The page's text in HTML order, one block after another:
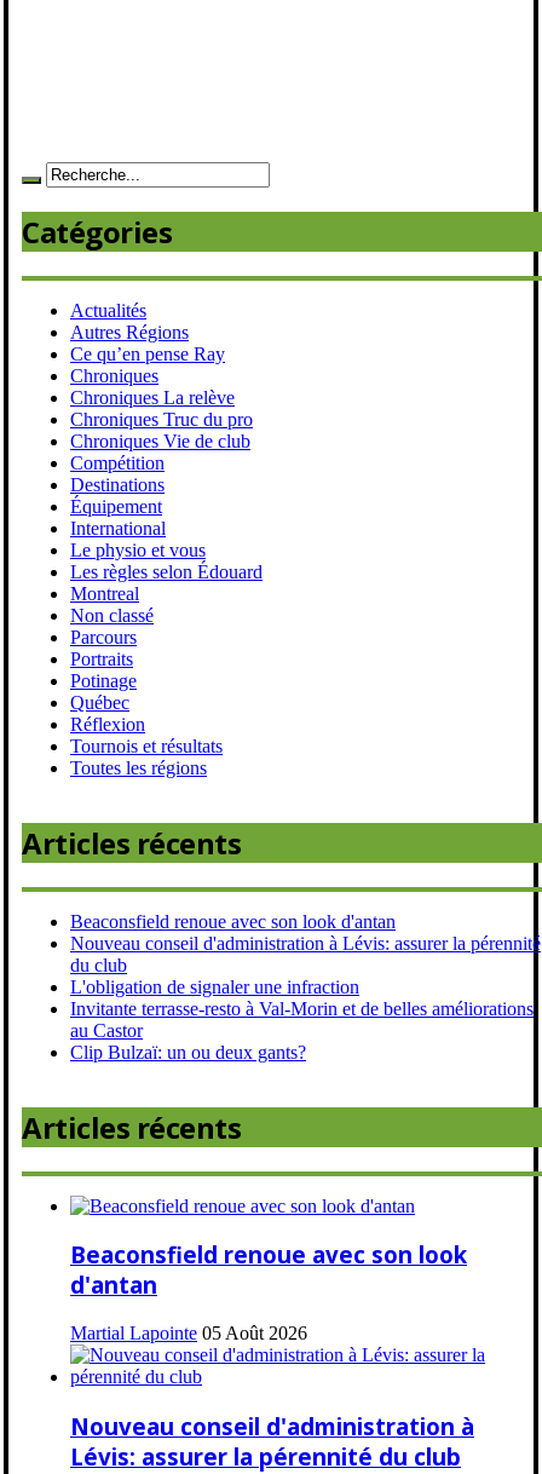
Catégories
Actualités
Autres Régions
Ce qu’en pense Ray
Chroniques
Chroniques La relève
Chroniques Truc du pro
Chroniques Vie de club
Compétition
Destinations
Équipement
International
Le physio et vous
Les règles selon Édouard
Montreal
Non classé
Parcours
Portraits
Potinage
Québec
Réflexion
Tournois et résultats
Toutes les régions
Articles récents
Beaconsfield renoue avec son look d'antan
Nouveau conseil d'administration à Lévis: assurer la pérennité
du club
L'obligation de signaler une infraction
Invitante terrasse-resto à Val-Morin et de belles améliorations
au Castor
Clip Bulzaï: un ou deux gants?
Articles récents
Beaconsfield renoue avec son look
d'antan
Martial Lapointe 05 Août 2026
Nouveau conseil d'administration à
Lévis: assurer la pérennité du club